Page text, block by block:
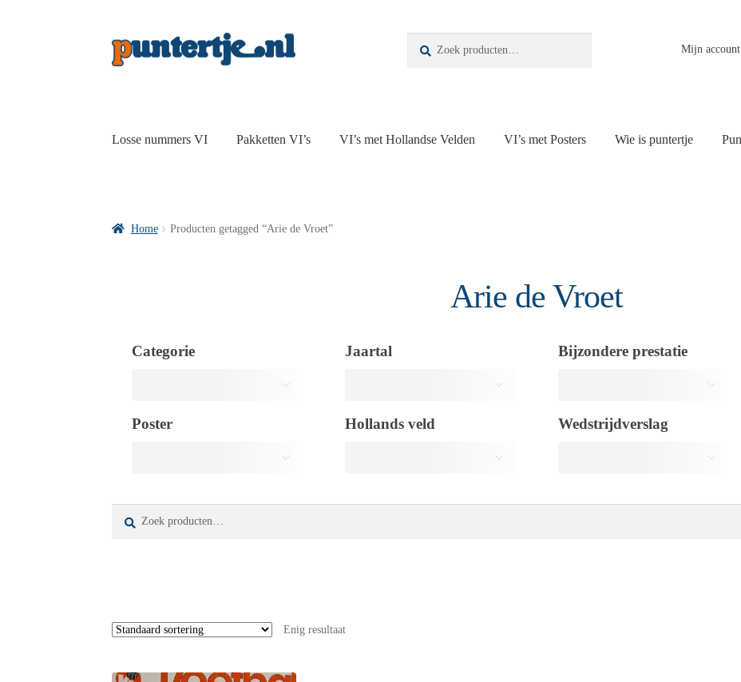
Zoeken
Mijn account
Losse nummers VI Pakketten VI’s VI’s met Hollandse Velden VI’s met Posters Wie is puntertje
Home Producten getagged “Arie de Vroet”
Arie de Vroet
Categorie Jaartal Bijzondere prestatie
Poster Hollands veld Wedstrijdverslag
Enig resultaat